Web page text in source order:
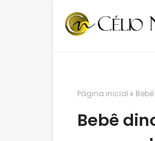
Página inicial
Bebê